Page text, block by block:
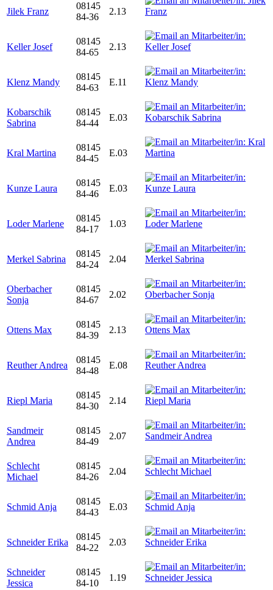
Jilek Franz
08145
84-36
2.13
Keller Josef
08145
84-65
2.13
Klenz Mandy
08145
84-63
E.11
Kobarschik
Sabrina
08145
84-44
E.03
Kral Martina
08145
84-45
E.03
Kunze Laura
08145
84-46
E.03
Loder Marlene
08145
84-17
1.03
Merkel Sabrina
08145
84-24
2.04
Oberbacher
Sonja
08145
84-67
2.02
Ottens Max
08145
84-39
2.13
Reuther Andrea
08145
84-48
E.08
Riepl Maria
08145
84-30
2.14
Sandmeir
Andrea
08145
84-49
2.07
Schlecht
Michael
08145
84-26
2.04
Schmid Anja
08145
84-43
E.03
Schneider Erika
08145
84-22
2.03
Schneider
Jessica
08145
84-10
1.19